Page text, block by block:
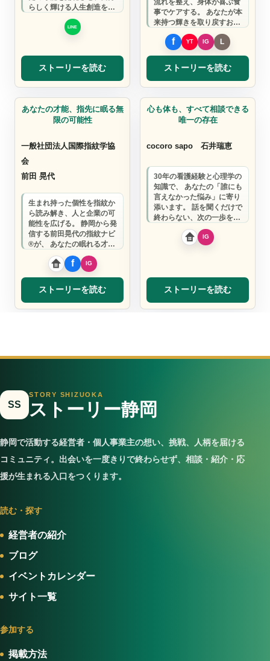
らしく輝ける人生創造をお
手伝いします。
ストーリーを読む
流れを整え、身体が喜ぶ食
事でケアする。 あなたが本
来持つ輝きを取り戻すお手
伝いをします。
ストーリーを読む
AIインタビューライター
あなたの才能、指先に眠る無
限の可能性
一般社団法人国際指紋学協
会
前田 晃代
生まれ持った個性を指紋か
ら読み解き、人と企業の可
能性を広げる。 静岡から発
信する前田晃代の指紋ナビ
®が、 あなたの眠れる才能
と地域の魅力を鮮やかに可
視化します。
ストーリーを読む
カウンセリング
心も体も、すべて相談できる
唯一の存在
cocoro sapo 石井瑞恵
30年の看護経験と心理学の
知識で、 あなたの「誰にも
言えなかった悩み」に寄り
添います。 話を聞くだけで
終わらない、次の一歩を共
に考えるカウンセリング。
ストーリーを読む
SS
STORY SHIZUOKA
ストーリー静岡
静岡で活動する経営者・個人事業主の想い、挑戦、人柄を届ける
コミュニティ。出会いを一度きりで終わらせず、相談・紹介・応
援が生まれる入口をつくります。
読む・探す
経営者の紹介
ブログ
イベントカレンダー
サイト一覧
参加する
掲載方法